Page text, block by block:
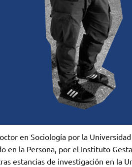
en Sociología por la
en la Persona, por el Instituto
estancias de investigación en la